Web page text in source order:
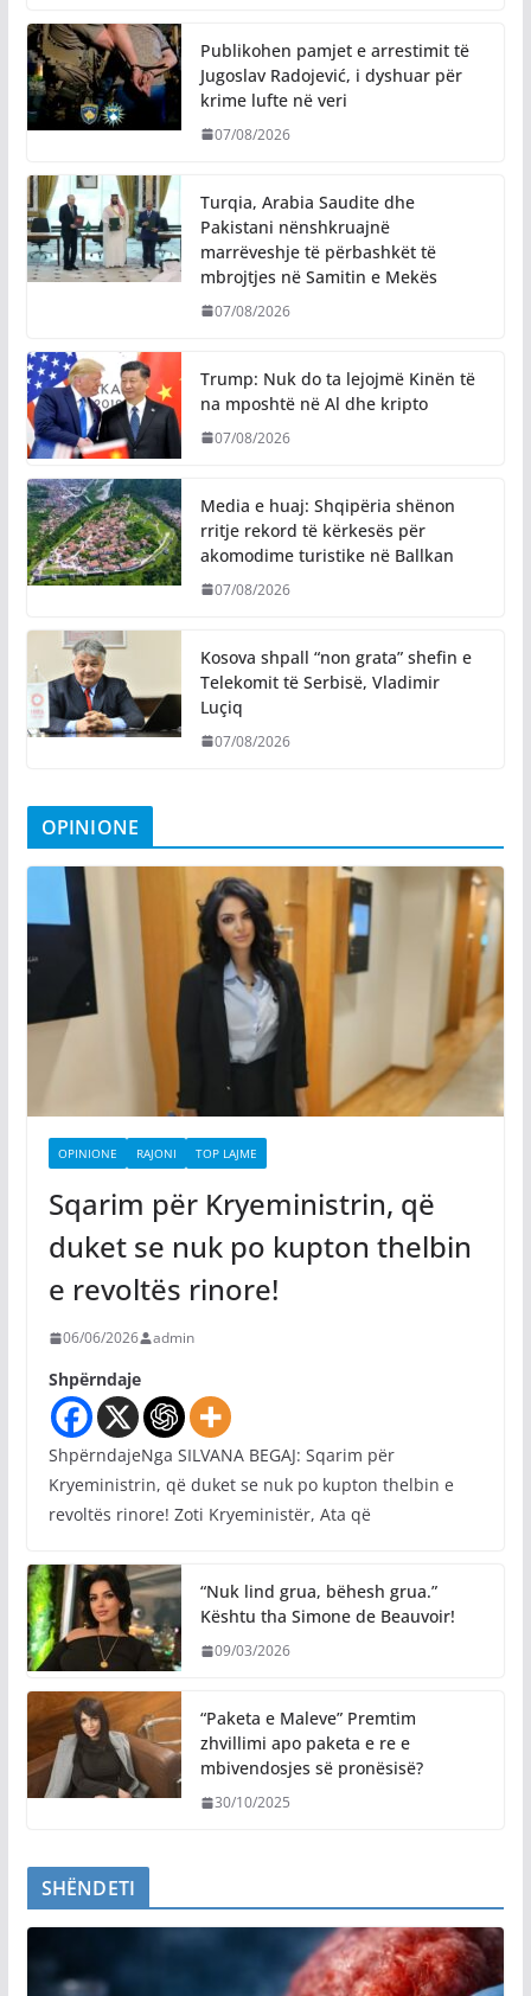
Publikohen pamjet e arrestimit të
Jugoslav Radojević, i dyshuar për
krime lufte në veri
07/08/2026
Turqia, Arabia Saudite dhe
Pakistani nënshkruajnë
marrëveshje të përbashkët të
mbrojtjes në Samitin e Mekës
07/08/2026
Trump: Nuk do ta lejojmë Kinën të
na mposhtë në Al dhe kripto
07/08/2026
Media e huaj: Shqipëria shënon
rritje rekord të kërkesës për
akomodime turistike në Ballkan
07/08/2026
Kosova shpall “non grata” shefin e
Telekomit të Serbisë, Vladimir
Luçiq
07/08/2026
OPINIONE
OPINIONE RAJONI TOP LAJME
Sqarim për Kryeministrin, që
duket se nuk po kupton thelbin
e revoltës rinore!
06/06/2026 admin
Shpërndaje
ShpërndajeNga SILVANA BEGAJ: Sqarim për
Kryeministrin, që duket se nuk po kupton thelbin e
revoltës rinore! Zoti Kryeministër, Ata që
“Nuk lind grua, bëhesh grua.”
Kështu tha Simone de Beauvoir!
09/03/2026
“Paketa e Maleve” Premtim
zhvillimi apo paketa e re e
mbivendosjes së pronësisë?
30/10/2025
SHËNDETI